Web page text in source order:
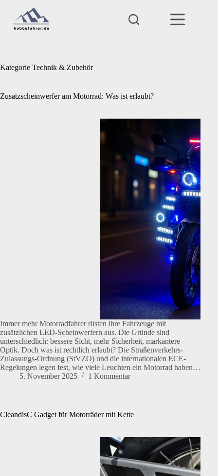
springen
Kategorie Technik & Zubehör
Zusatzscheinwerfer am Motorrad: Was ist erlaubt?
Immer mehr Motorradfahrer rüsten ihre Fahrzeuge mit
zusätzlichen LED-Scheinwerfern aus. Die Gründe sind
unterschiedlich: bessere Sicht, mehr Sicherheit, markantere
Optik. Doch was ist rechtlich erlaubt? Die Straßenverkehrs-
Zulassungs-Ordnung (StVZO) und die internationalen ECE-
Regelungen legen fest, wie viele Leuchten ein Motorrad haben…
5. November 2025
1 Kommentar
CleandisC Gadget für Motorräder mit Kette